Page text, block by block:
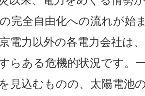
完全自由化への流れが始
電力以外の各電力会社は
らある危機的状況です。
見込むものの、太陽電池